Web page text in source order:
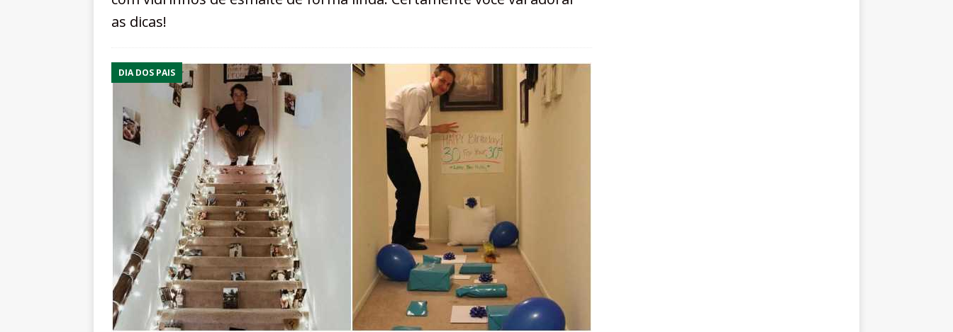
as dicas!
DIA DOS PAIS